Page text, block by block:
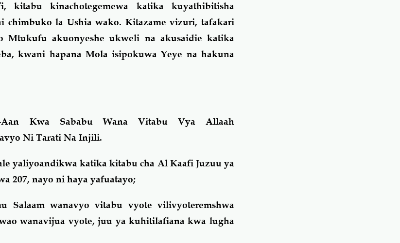
kinachotegemewa katika kuyathibitisha
chimbuko la Ushia wako. Kitazame vizuri, tafakari
Mtukufu akuonyeshe ukweli na akusaidie katika
kwani hapana Mola isipokuwa Yeye na hakuna
Aan Kwa Sababu Wana Vitabu Vya Allaah
Ni Tarati Na Injili.
yaliyoandikwa katika kitabu cha Al Kaafi Juzuu ya
207, nayo ni haya yafuatayo;
Salaam wanavyo vitabu vyote vilivyoteremshwa
wanavijua vyote, juu ya kuhitilafiana kwa lugha